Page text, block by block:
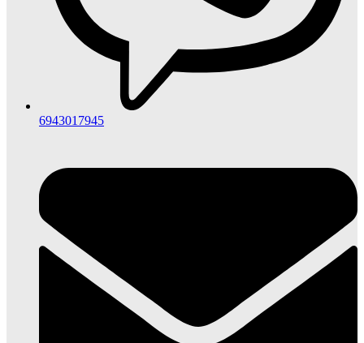
6943017945